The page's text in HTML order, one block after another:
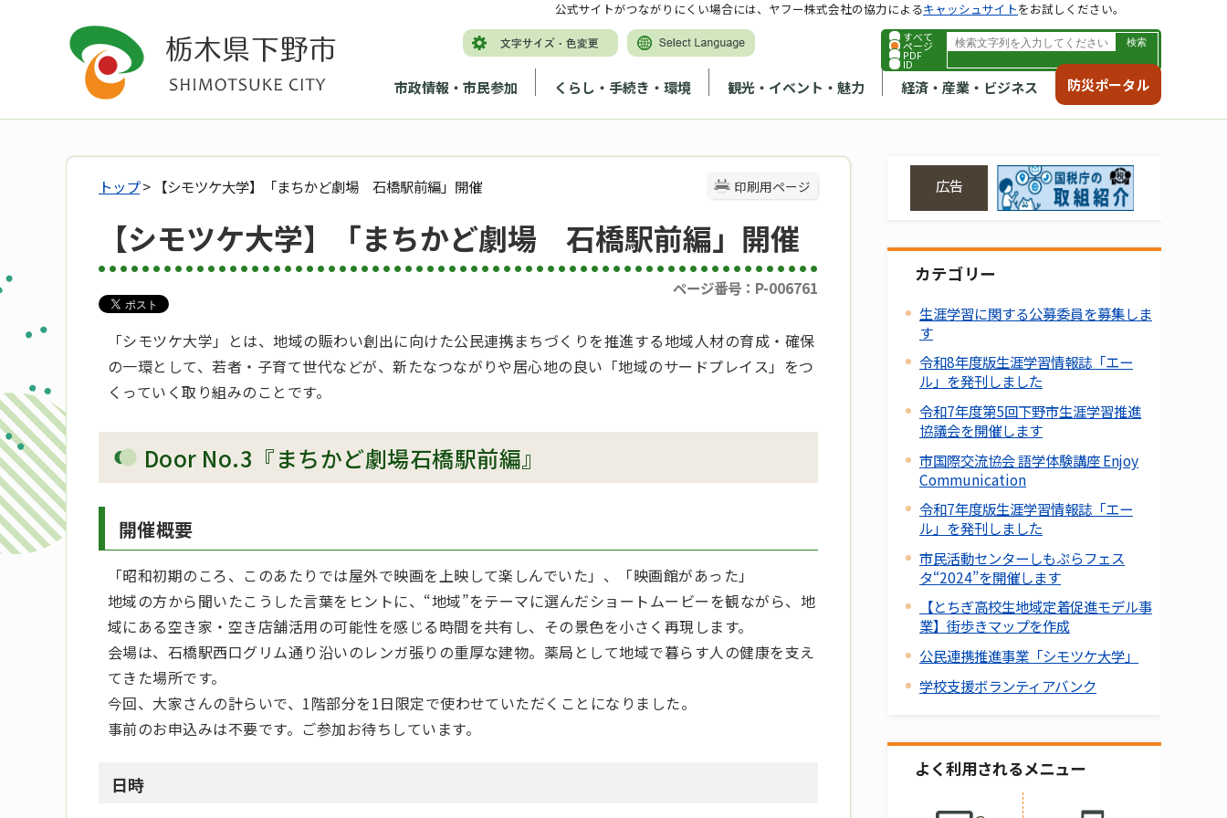
すべて
ページ
PDF
ID
市政情報・市民参加 くらし・手続き・環境 観光・イベント・魅力 経済・産業・ビジネス 防災ポータル
公式サイトがつながりにくい場合には、ヤフー株式会社の協力によるキャッシュサイトをお試しください。
印刷用ページ
トップ> 【シモツケ大学】「まちかど劇場 石橋駅前編」開催
【シモツケ大学】「まちかど劇場 石橋駅前編」開催
ページ番号：P-006761
「シモツケ大学」とは、地域の賑わい創出に向けた公民連携まちづくりを推進する地域人材の育成・確保
の一環として、若者・子育て世代などが、新たなつながりや居心地の良い「地域のサードプレイス」をつ
くっていく取り組みのことです。
Door No.3『まちかど劇場石橋駅前編』
開催概要
「昭和初期のころ、このあたりでは屋外で映画を上映して楽しんでいた」、「映画館があった」
地域の方から聞いたこうした言葉をヒントに、“地域”をテーマに選んだショートムービーを観ながら、地
域にある空き家・空き店舗活用の可能性を感じる時間を共有し、その景色を小さく再現します。
会場は、石橋駅西口グリム通り沿いのレンガ張りの重厚な建物。薬局として地域で暮らす人の健康を支え
てきた場所です。
今回、大家さんの計らいで、1階部分を1日限定で使わせていただくことになりました。
事前のお申込みは不要です。ご参加お待ちしています。
日時
広告
カテゴリー
生涯学習に関する公募委員を募集しま
す
令和8年度版生涯学習情報誌「エー
ル」を発刊しました
令和7年度第5回下野市生涯学習推進
協議会を開催します
市国際交流協会 語学体験講座 Enjoy
Communication
令和7年度版生涯学習情報誌「エー
ル」を発刊しました
市民活動センターしもぷらフェス
タ“2024”を開催します
【とちぎ高校生地域定着促進モデル事
業】街歩きマップを作成
公民連携推進事業「シモツケ大学」
学校支援ボランティアバンク
よく利用されるメニュー